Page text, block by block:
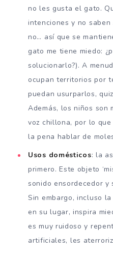
no les gusta el gato.
intenciones y no
no… así que se
gato me tiene miedo:
solucionarlo?). A
ocupan territorios por
puedan usurparlos,
Además, los niños son
voz chillona, ​​por lo que
la pena hablar de
Usos domésticos: la
primero. Este objeto
sonido ensordecedor
Sin embargo, incluso
en su lugar, inspira
es muy ruidoso y
artificiales, les